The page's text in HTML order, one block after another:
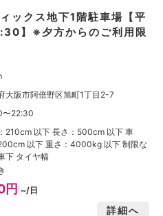
ックス地下1階駐車場【平
】※夕方からのご利用限
大阪市阿倍野区旭町1丁目2-7
〜22:30
210cm 以下 長さ：500cm 以下 車
以下 重さ：4000kg 以下 制限な
下 タイヤ幅
円 ~/日
詳細へ